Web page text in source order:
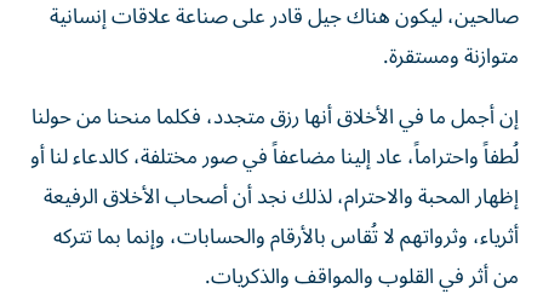
صالحين، ليكون هناك جيل قادر على صناعة علاقات إنسانية
متوازنة ومستقرة.
إن أجمل ما في الأخلاق أنها رزق متجدد، فكلما منحنا من حولنا
لُطفاً واحتراماً، عاد إلينا مضاعفاً في صور مختلفة، كالدعاء لنا أو
إظهار المحبة والاحترام، لذلك نجد أن أصحاب الأخلاق الرفيعة
أثرياء، وثرواتهم لا تُقاس بالأرقام والحسابات، وإنما بما تتركه
من أثر في القلوب والمواقف والذكريات.